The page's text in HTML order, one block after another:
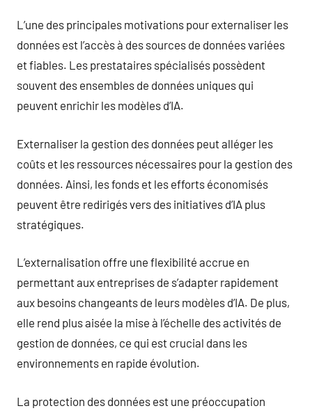
L’une des principales motivations pour externaliser les
données est l’accès à des sources de données variées
et fiables. Les prestataires spécialisés possèdent
souvent des ensembles de données uniques qui
peuvent enrichir les modèles d’IA.
Externaliser la gestion des données peut alléger les
coûts et les ressources nécessaires pour la gestion des
données. Ainsi, les fonds et les efforts économisés
peuvent être redirigés vers des initiatives d’IA plus
stratégiques.
L’externalisation offre une flexibilité accrue en
permettant aux entreprises de s’adapter rapidement
aux besoins changeants de leurs modèles d’IA. De plus,
elle rend plus aisée la mise à l’échelle des activités de
gestion de données, ce qui est crucial dans les
environnements en rapide évolution.
La protection des données est une préoccupation